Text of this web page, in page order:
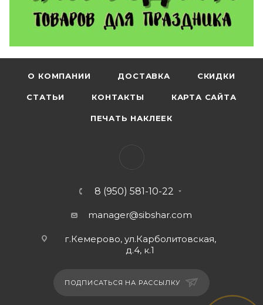
О КОМПАНИИ ДОСТАВКА СКИДКИ
СТАТЬИ КОНТАКТЫ КАРТА САЙТА
ПЕЧАТЬ НАКЛЕЕК
8 (950) 581-10-22
manager@sibshar.com
г.Кемерово, ул.Карболитовская,
д.4, к.1
ПОДПИСАТЬСЯ НА РАССЫЛКУ